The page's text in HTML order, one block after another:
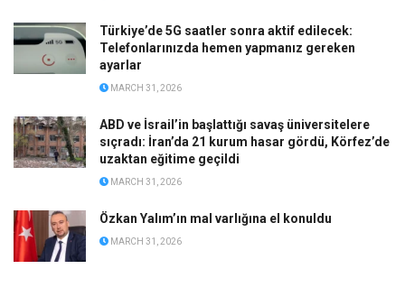
Türkiye’de 5G saatler sonra aktif edilecek:
Telefonlarınızda hemen yapmanız gereken
ayarlar
MARCH 31, 2026
ABD ve İsrail’in başlattığı savaş üniversitelere
sıçradı: İran’da 21 kurum hasar gördü, Körfez’de
uzaktan eğitime geçildi
MARCH 31, 2026
Özkan Yalım’ın mal varlığına el konuldu
MARCH 31, 2026